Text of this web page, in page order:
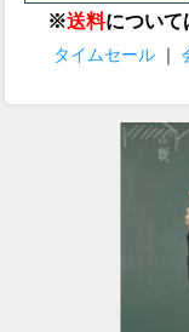
※送料について
タイムセール ｜